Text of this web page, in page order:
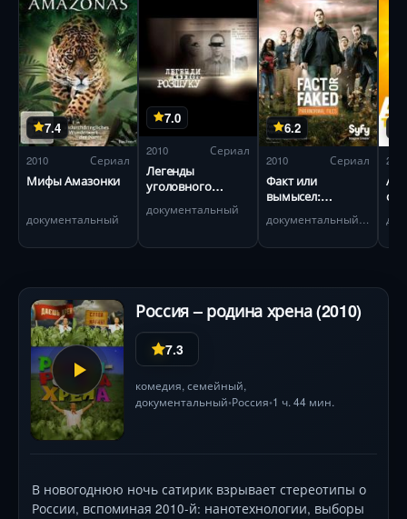
7.4
2010 Сериал
Мифы Амазонки
документальный
7.0
2010 Сериал
Легенды
уголовного
документальный
6.2
2010 Сериал
Факт или
вымысел:
явления
2010
о
Россия – родина хрена (2010)
7.3
комедия, семейный,
документальный•Россия•1 ч. 44 мин.
В новогоднюю ночь сатирик взрывает стереотипы о
России, вспоминая 2010-й: нанотехнологии, выборы